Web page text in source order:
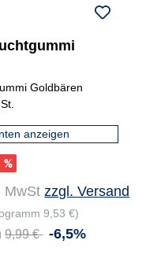
Goldbären
anzeigen
MwStzzgl. Versand
9,53 €)
9,99 € -6,5%